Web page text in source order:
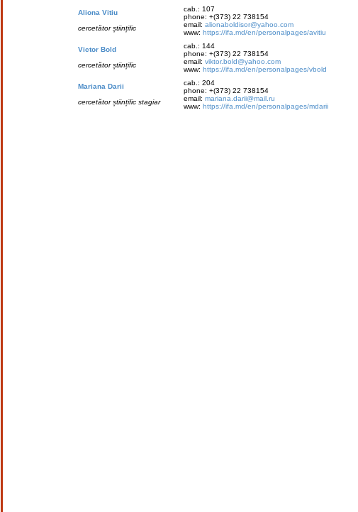
Aliona Vitiu
cercetător științific
cab.: 107
phone: +(373) 22 738154
email: alionaboldisor@yahoo.com
www: https://ifa.md/en/personalpages/avitiu
Victor Bold
cercetător științific
cab.: 144
phone: +(373) 22 738154
email: viktor.bold@yahoo.com
www: https://ifa.md/en/personalpages/vbold
Mariana Darii
cercetător științific stagiar
cab.: 204
phone: +(373) 22 738154
email: mariana.darii@mail.ru
www: https://ifa.md/en/personalpages/mdarii